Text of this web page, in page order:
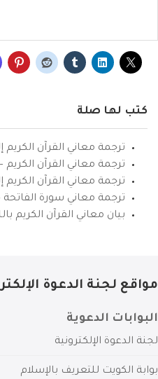
كتب لها صلة
ترجمة معاني القرآن الكريم
ترجمة معاني القرآن الكريم
ترجمة معاني القرآن
ترجمة معاني سورة الفاتحة
بيان معاني القرآن الكريم
مواقع لجنة الدعوة
البوابات الدعوية
لجنة الدعوة الإلكترونية
بوابة الكويت للتعريف بالإسلام